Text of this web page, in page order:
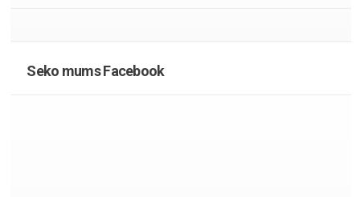
Seko mums Facebook